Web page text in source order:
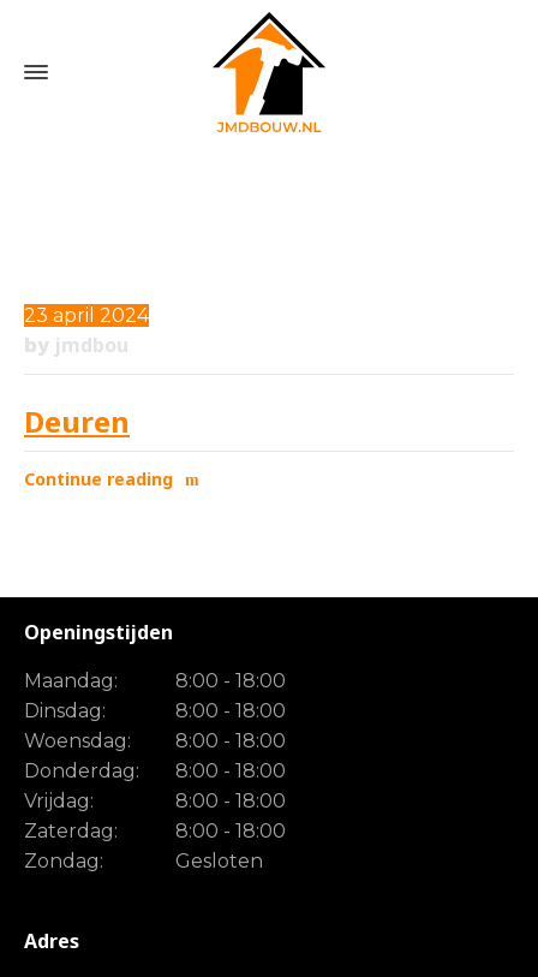
23 april 2024
by jmdbou
Deuren
Continue reading
Openingstijden
Maandag:
8:00 - 18:00
Dinsdag:
8:00 - 18:00
Woensdag:
8:00 - 18:00
Donderdag:
8:00 - 18:00
Vrijdag:
8:00 - 18:00
Zaterdag:
8:00 - 18:00
Zondag:
Gesloten
Adres